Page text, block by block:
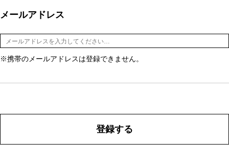
メールアドレス
※携帯のメールアドレスは登録できません。
登録する